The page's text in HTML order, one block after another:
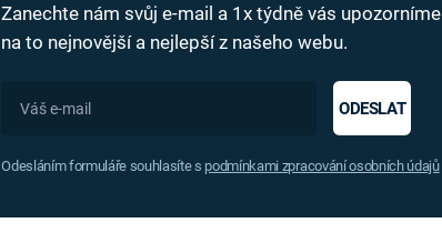
Zanechte nám svůj e-mail a 1x týdně vás upozorníme
na to nejnovější a nejlepší z našeho webu.
ODESLAT
Odesláním formuláře souhlasíte s podmínkami zpracování osobních údajů